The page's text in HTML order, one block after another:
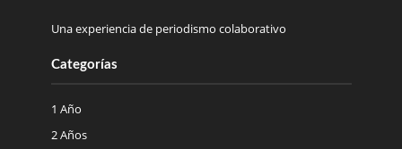
Una experiencia de periodismo colaborativo
Categorías
1 Año
2 Años